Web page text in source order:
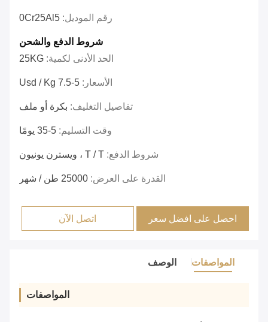
رقم الموديل: 0Cr25Al5
شروط الدفع والشحن
الحد الأدنى لكمية: 25KG
الأسعار: 5-7.5 Usd / Kg
تفاصيل التغليف: بكرة أو ملف
وقت التسليم: 5-35 يومًا
شروط الدفع: T / T ، ويسترن يونيون
القدرة على العرض: 25000 طن / شهر
احصل على افضل سعر اتصل الآن
المواصفات الوصف
المواصفات